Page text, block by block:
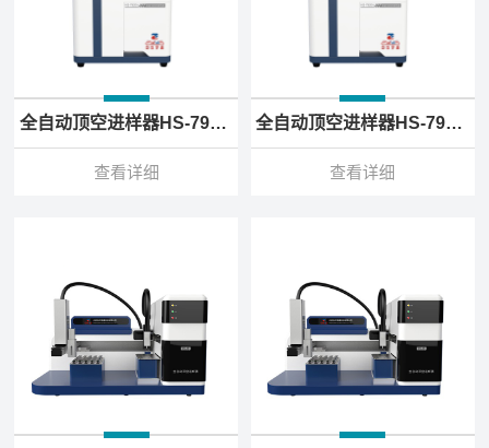
全自动顶空进样器HS-7920A
查看详细
全自动顶空进样器HS-7910A
查看详细